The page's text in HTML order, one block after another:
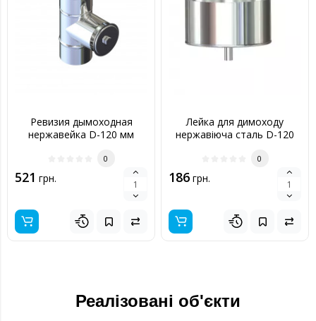
Ревизия дымоходная
нержавейка D-120 мм
0
521 грн.
Лейка для димоходу
нержавіюча сталь D-120
0
186 грн.
Реалізовані об'єкти